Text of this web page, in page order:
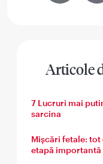
Articole
7 Lucruri mai
sarcina
Mișcări fetale: tot
etapă importantă